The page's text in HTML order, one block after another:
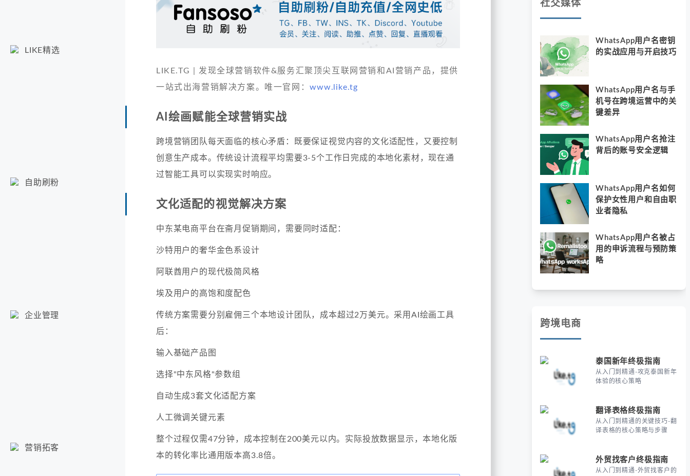
LIKE精选
自助刷粉
企业管理
营销拓客
LIKE.TG | 发现全球营销软件&服务汇聚顶尖互联网营销和AI营销产品，提供
一站式出海营销解决方案。唯一官网：www.like.tg
AI绘画赋能全球营销实战
跨境营销团队每天面临的核心矛盾：既要保证视觉内容的文化适配性，又要控制
创意生产成本。传统设计流程平均需要3-5个工作日完成的本地化素材，现在通
过智能工具可以实现实时响应。
文化适配的视觉解决方案
中东某电商平台在斋月促销期间，需要同时适配：
沙特用户的奢华金色系设计
阿联酋用户的现代极简风格
埃及用户的高饱和度配色
传统方案需要分别雇佣三个本地设计团队，成本超过2万美元。采用AI绘画工具
后：
输入基础产品图
选择"中东风格"参数组
自动生成3套文化适配方案
人工微调关键元素
整个过程仅需47分钟，成本控制在200美元以内。实际投放数据显示，本地化版
本的转化率比通用版本高3.8倍。
社交媒体
WhatsApp用户名密钥
的实战应用与开启技巧
WhatsApp用户名与手
机号在跨境运营中的关
键差异
WhatsApp用户名抢注
背后的账号安全逻辑
WhatsApp用户名如何
保护女性用户和自由职
业者隐私
WhatsApp用户名被占
用的申诉流程与预防策
略
跨境电商
泰国新年终极指南
从入门到精通-攻克泰国新年
体验的核心策略
翻译表格终极指南
从入门到精通的关键技巧-翻
译表格的核心策略与步骤
外贸找客户终极指南
从入门到精通-外贸找客户的